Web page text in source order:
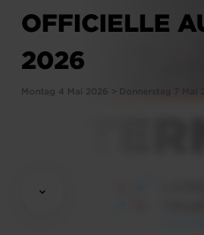
OFFICIELLE
2026
Montag 4 Mai 2026 > Donnerstag 7 Mai